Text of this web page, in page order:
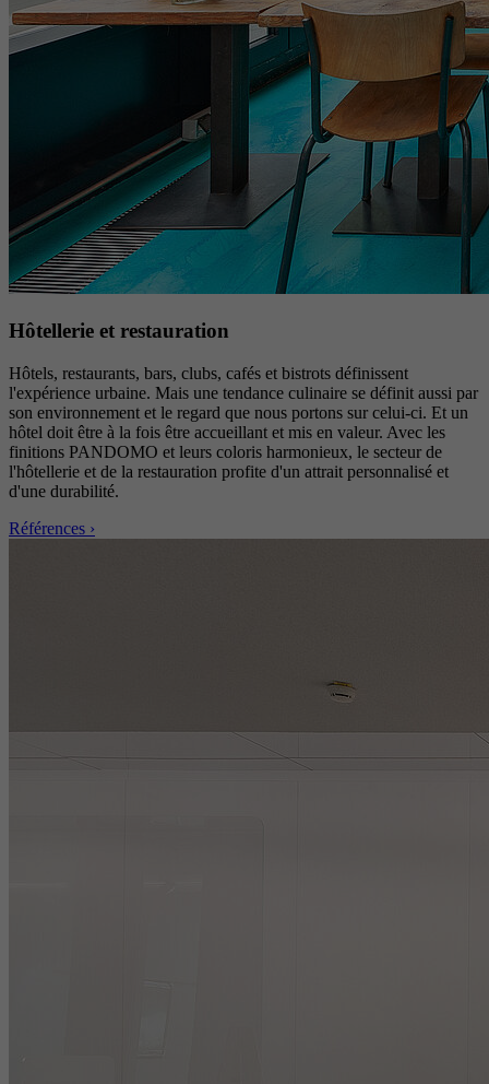
Hôtellerie et restauration
Hôtels, restaurants, bars, clubs, cafés et bistrots définissent
l'expérience urbaine. Mais une tendance culinaire se définit aussi par
son environnement et le regard que nous portons sur celui-ci. Et un
hôtel doit être à la fois être accueillant et mis en valeur. Avec les
finitions PANDOMO et leurs coloris harmonieux, le secteur de
l'hôtellerie et de la restauration profite d'un attrait personnalisé et
d'une durabilité.
Références ›